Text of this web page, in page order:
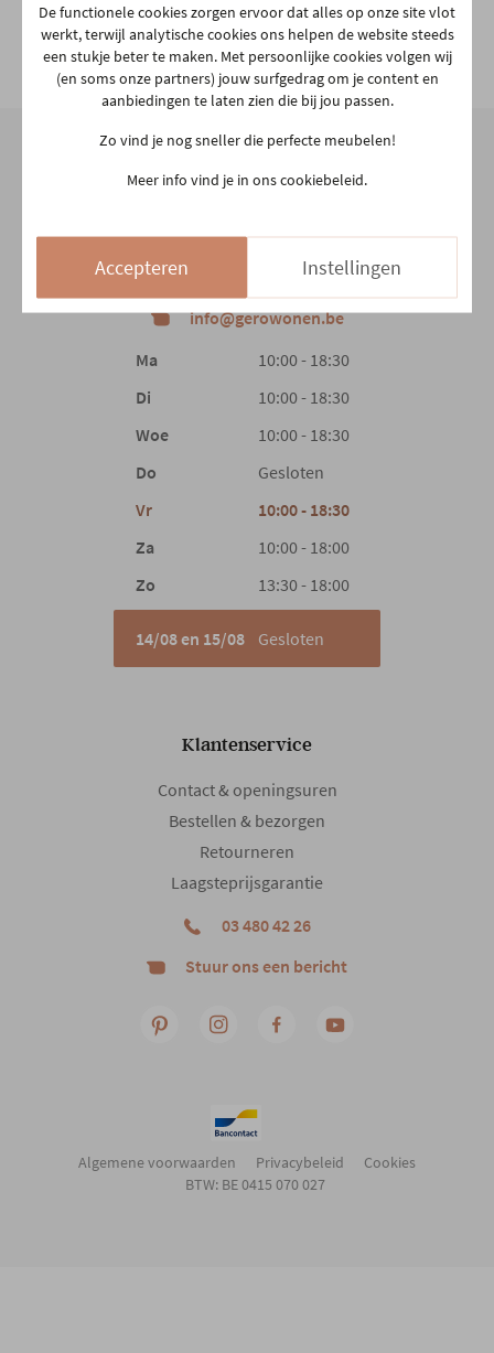
Bekijk alle specificiaties
Vorm Rond
NATUUR
Materiaal poten Hout
Design Hedendaags
Scandinavisch
Onze winkel
Aarschotsesteenweg 151
03 480 42 26
info@gerowonen.be
Ma
10:00 - 18:30
Di
10:00 - 18:30
Woe
10:00 - 18:30
Do
Gesloten
Vr
10:00 - 18:30
Za
10:00 - 18:00
Zo
13:30 - 18:00
14/08 en 15/08 Gesloten
Klantenservice
Contact & openingsuren
Bestellen & bezorgen
Retourneren
Laagsteprijsgarantie
03 480 42 26
Stuur ons een bericht
Algemene voorwaarden Privacybeleid
Cookies
BTW: BE 0415 070 027
De functionele cookies zorgen ervoor dat alles op onze site vlot
werkt, terwijl analytische cookies ons helpen de website steeds
een stukje beter te maken. Met persoonlijke cookies volgen wij
(en soms onze partners) jouw surfgedrag om je content en
aanbiedingen te laten zien die bij jou passen.
Zo vind je nog sneller die perfecte meubelen!
Meer info vind je in ons cookiebeleid.
Accepteren Instellingen